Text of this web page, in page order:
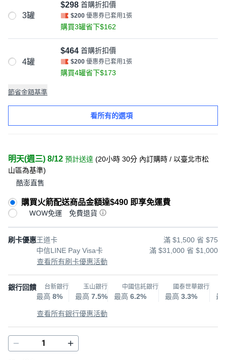
3罐
$298 首購折扣價
$200 優惠券已套用1張
購買3罐省下$162
4罐
$464 首購折扣價
$200 優惠券已套用1張
購買4罐省下$173
節省金額基準
看所有的選項
明天(週三) 8/12 預計送達 (20小時 30分 內訂購時 / 以臺北市松
山區為基準)
酷澎直售
購買火箭配送商品金額達$490 即享免運費
WOW免運 免費退貨
刷卡優惠王道卡
滿 $1,500 省 $75
中信LINE Pay Visa卡
滿 $31,000 省 $1,000
查看所有刷卡優惠活動
銀行回饋 台新銀行
最高 8%
玉山銀行
最高 7.5%
中國信託銀行
最高 6.2%
國泰世華銀行
最高 3.3% 最
查看所有銀行優惠活動